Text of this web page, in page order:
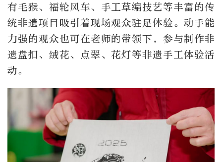
有毛猴、福轮风车、手工草编技艺等丰富的传
统非遗项目吸引着现场观众驻足体验。动手能
力强的观众也可在老师的带领下，参与制作非
遗盘扣、绒花、点翠、花灯等非遗手工体验活
动。